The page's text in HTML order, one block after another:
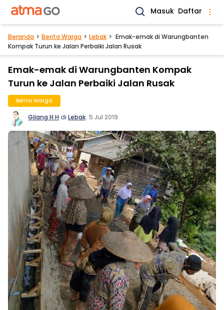
Masuk Daftar
Beranda Berita Warga Lebak
Emak-emak di Warungbanten
Kompak Turun ke Jalan Perbaiki Jalan Rusak
Emak-emak di Warungbanten Kompak
Turun ke Jalan Perbaiki Jalan Rusak
Berita Warga
Gilang H H di Lebak. 5 Jul 2019